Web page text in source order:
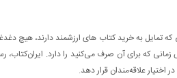
به خرید کتاب های ارزشمند دارند، هیچ
که برای آن صرف می‌کنید را دارد. ایران‌کتاب،
اختیار علاقه‌مندان قرار دهد.